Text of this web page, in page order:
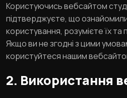
Користуючись вебсайтом
підтверджуєте, що
користування, розумієте їх
Якщо ви не згодні з цими
користуйтеся нашим
2. Використання